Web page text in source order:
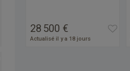
28 500 €
Actualisé il y a 18 jours